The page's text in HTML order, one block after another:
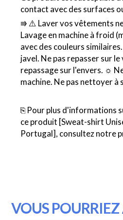
contact avec des surfaces
⭆ ⚠️ Laver vos vêtements
Lavage en machine à froid
avec des couleurs
javel. Ne pas repasser sur
repassage sur l'envers. ☼
machine. Ne pas nettoyer à
⎘ Pour plus d'informations
ce produit [Sweat-shirt
Portugal], consultez notre
VOUS POURRIEZ